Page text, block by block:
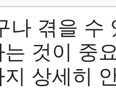
나 겪을 수
것이 중
상세히